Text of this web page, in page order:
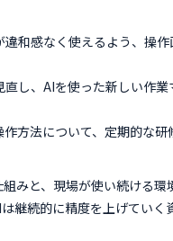
違和感なく使えるよう、操
直し、AIを使った新しい作業
方法について、定期的な研
みと、現場が使い続ける環
継続的に精度を上げていく